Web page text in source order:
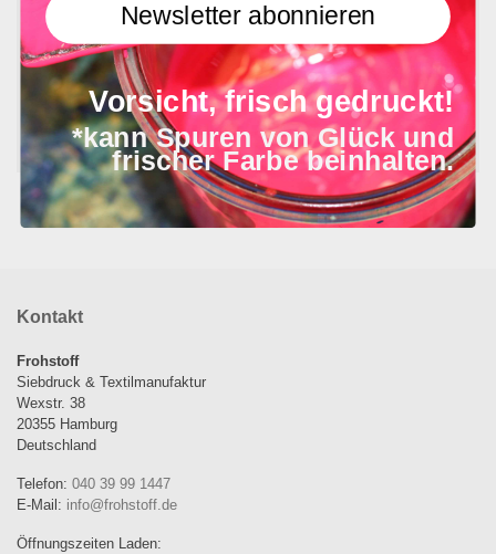
Leinenbeutel Olive
21,90€
Leinenbeutel Herzen
21,90€
Kontakt
Frohstoff
Siebdruck & Textilmanufaktur
Wexstr. 38
20355 Hamburg
Deutschland
Telefon: 040 39 99 1447
E-Mail: info@frohstoff.de
Öffnungszeiten Laden:
Newsletter abonnieren
Vorsicht, frisch gedruckt!
*kann Spuren von Glück und
frischer Farbe beinhalten.